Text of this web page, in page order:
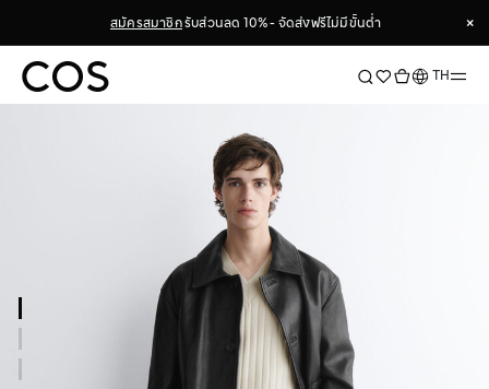
สมัครสมาชิกรับส่วนลด 10% - จัดส่งฟรีไม่มีขั้นต่ำ
×
×
ภาษาTH